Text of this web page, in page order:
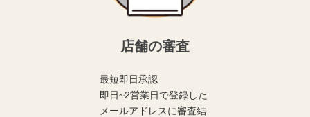
店舗の審査
最短即日承認
即日~2営業日で登録した
メールアドレスに審査結